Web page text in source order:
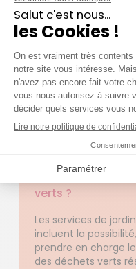
coût des
QUESTIONS
Unequestion
Est-ce que le
peut se charger
verts ?
Les services de
incluent la
prendre en charge
des déchets verts